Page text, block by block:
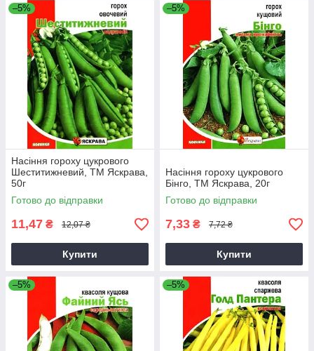
–5%
Насіння гороху цукрового
Шеститижневий, ТМ Яскрава,
50г
Готово до відправки
11,47 ₴ 12,07 ₴
Купити
–5%
Насіння гороху цукрового
Бінго, ТМ Яскрава, 20г
Готово до відправки
7,33 ₴ 7,72 ₴
Купити
–5% –5%